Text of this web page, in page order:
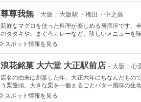
尊尊我無 - 大阪：大阪駅・梅田・中之島
新鮮なマグロを使った料理が楽しめる居酒屋です。
のタタキや、まぐろカレーなど、珍しいメニューを
スポット情報を見る
浪花銘菓 大六堂 大正駅前店 - 大阪：心
店名の由来は創業した年、大正六年にちなんだもの
う栗饅頭。大きな栗を一個まるごとバター風味の生
スポット情報を見る